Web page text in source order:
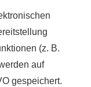
(z. B.
auf
gespeichert.